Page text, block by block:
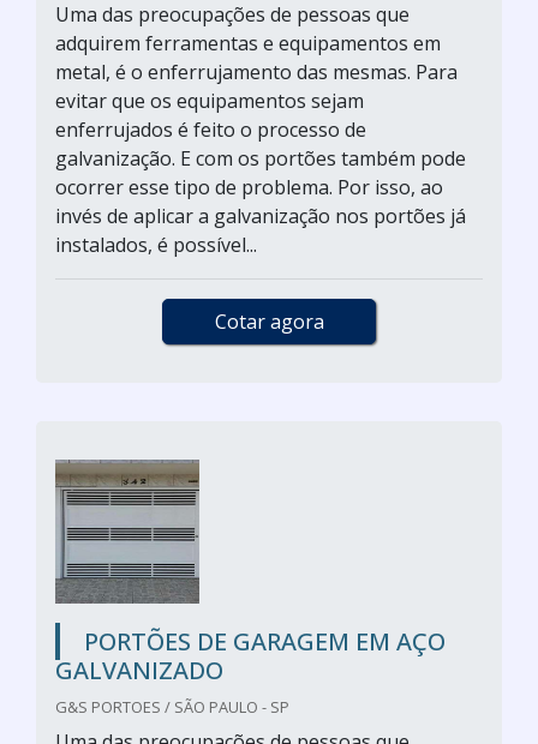
Uma das preocupações de pessoas que
adquirem ferramentas e equipamentos em
metal, é o enferrujamento das mesmas. Para
evitar que os equipamentos sejam
enferrujados é feito o processo de
galvanização. E com os portões também pode
ocorrer esse tipo de problema. Por isso, ao
invés de aplicar a galvanização nos portões já
instalados, é possível...
Cotar agora
PORTÕES DE GARAGEM EM AÇO
GALVANIZADO
G&S PORTOES / SÃO PAULO - SP